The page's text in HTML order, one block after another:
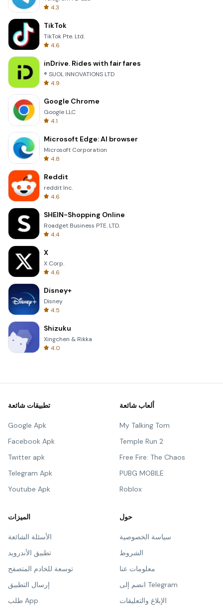
4.3
TikTok
TikTok Pte. Ltd.
4.6
inDrive. Rides with fair fares
® SUOL INNOVATIONS LTD
4.9
Google Chrome
Google LLC
4.1
Microsoft Edge: AI browser
Microsoft Corporation
4.8
Reddit
reddit Inc.
4.6
SHEIN-Shopping Online
Roadget Business PTE. LTD.
4.4
X
X Corp.
4.6
Disney+
Disney
4.5
Shizuku
Xingchen & Rikka
4.0
تطبيقات شائعة
Google Apk
Facebook Apk
Twitter apk
Telegram Apk
Youtube Apk
ألعاب شائعة
My Talking Tom
Temple Run 2
Free Fire: The Chaos
PUBG MOBILE
Roblox
الميزات
الأسئلة الشائعة
تطبيق الأندرويد
توسعة للخادم المتصفح
إرسال التطبيق
طلب App
حول
سياسة الخصوصية
الشروط
معلومات عنا
انضم إلى Telegram
الإبلاغ والتعليقات